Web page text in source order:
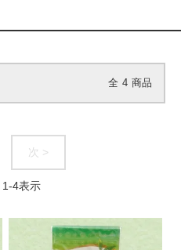
全 4 商品
次 >
1-4表示